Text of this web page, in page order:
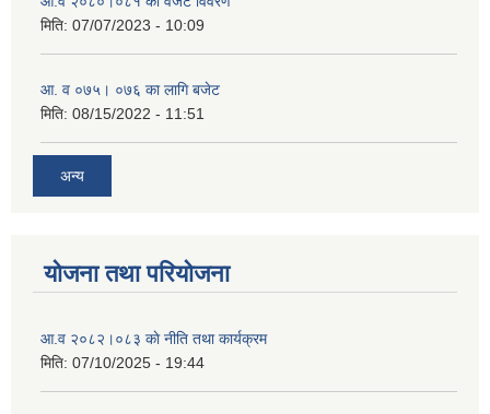
मिति: 07/07/2023 - 10:09
आ. व ०७५। ०७६ का लागि बजेट
मिति: 08/15/2022 - 11:51
अन्य
योजना तथा परियोजना
आ.व २०८२।०८३ काे नीति तथा कार्यक्रम
मिति: 07/10/2025 - 19:44